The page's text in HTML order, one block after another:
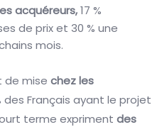
acquéreurs,17 %
de prix et 30 % une
mois.
de mise chez les
des Français ayant le projet
terme expriment des